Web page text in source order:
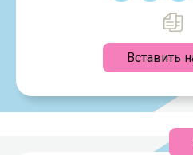
Вставить